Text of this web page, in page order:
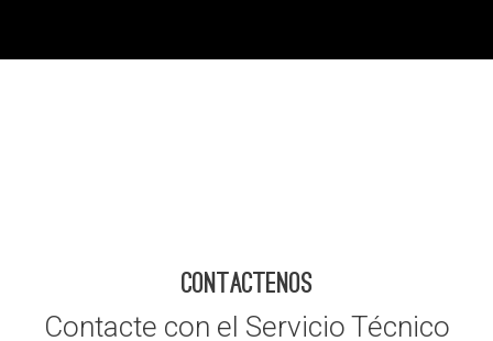
CONTACTENOS
Contacte con el Servicio Técnico